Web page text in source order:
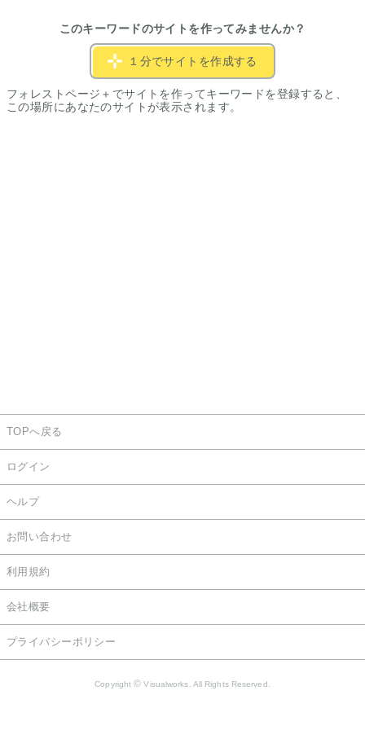
このキーワードのサイトを作ってみませんか？
１分でサイトを作成する
フォレストページ＋でサイトを作ってキーワードを登録すると、
この場所にあなたのサイトが表示されます。
TOPへ戻る
ログイン
ヘルプ
お問い合わせ
利用規約
会社概要
プライバシーポリシー
Copyright© Visualworks. All Rights Reserved.